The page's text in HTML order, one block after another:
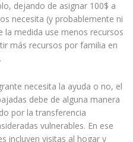
dejando de asignar 100$ a
necesita (y probablemente ni
la medida use menos recursos
más recursos por familia en
necesita la ayuda o no, el
debe de alguna manera
por la transferencia
vulnerables. En ese
incluyen visitas al hogar y